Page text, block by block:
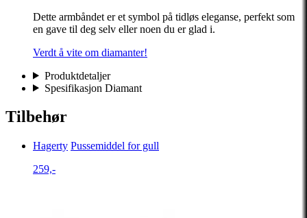
Dette armbåndet er et symbol på tidløs eleganse, perfekt som
en gave til deg selv eller noen du er glad i.
Verdt å vite om diamanter!
Produktdetaljer
Spesifikasjon Diamant
Tilbehør
Hagerty Pussemiddel for gull
259,-